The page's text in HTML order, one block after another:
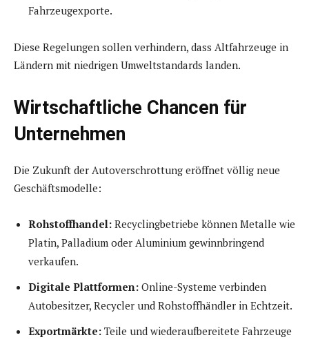
Fahrzeugexporte.
Diese Regelungen sollen verhindern, dass Altfahrzeuge in
Ländern mit niedrigen Umweltstandards landen.
Wirtschaftliche Chancen für
Unternehmen
Die Zukunft der Autoverschrottung eröffnet völlig neue
Geschäftsmodelle:
Rohstoffhandel: Recyclingbetriebe können Metalle wie
Platin, Palladium oder Aluminium gewinnbringend
verkaufen.
Digitale Plattformen: Online-Systeme verbinden
Autobesitzer, Recycler und Rohstoffhändler in Echtzeit.
Exportmärkte: Teile und wiederaufbereitete Fahrzeuge